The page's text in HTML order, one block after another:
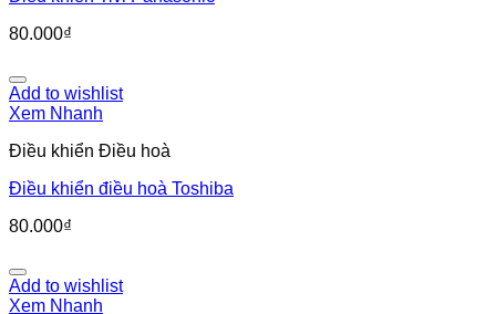
80.000₫
Add to wishlist
Xem Nhanh
Điều khiển Điều hoà
Điều khiển điều hoà Toshiba
80.000₫
Add to wishlist
Xem Nhanh